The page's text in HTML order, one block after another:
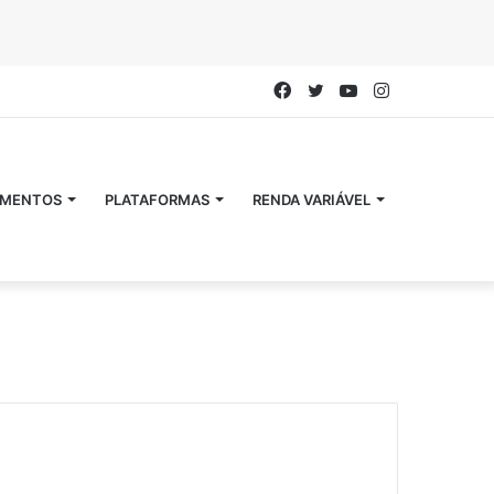
YouTube
Twitter
Facebook
PLATAFORMAS RENDA VARIÁVEL